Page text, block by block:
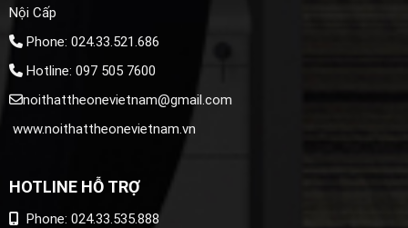
Nội Cấp
Phone: 024.33.521.686
Hotline: 097 505 7600
noithattheonevietnam@gmail.com
www.noithattheonevietnam.vn
HOTLINE HỖ TRỢ
Phone: 024.33.535.888